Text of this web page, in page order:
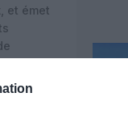
et émet
de